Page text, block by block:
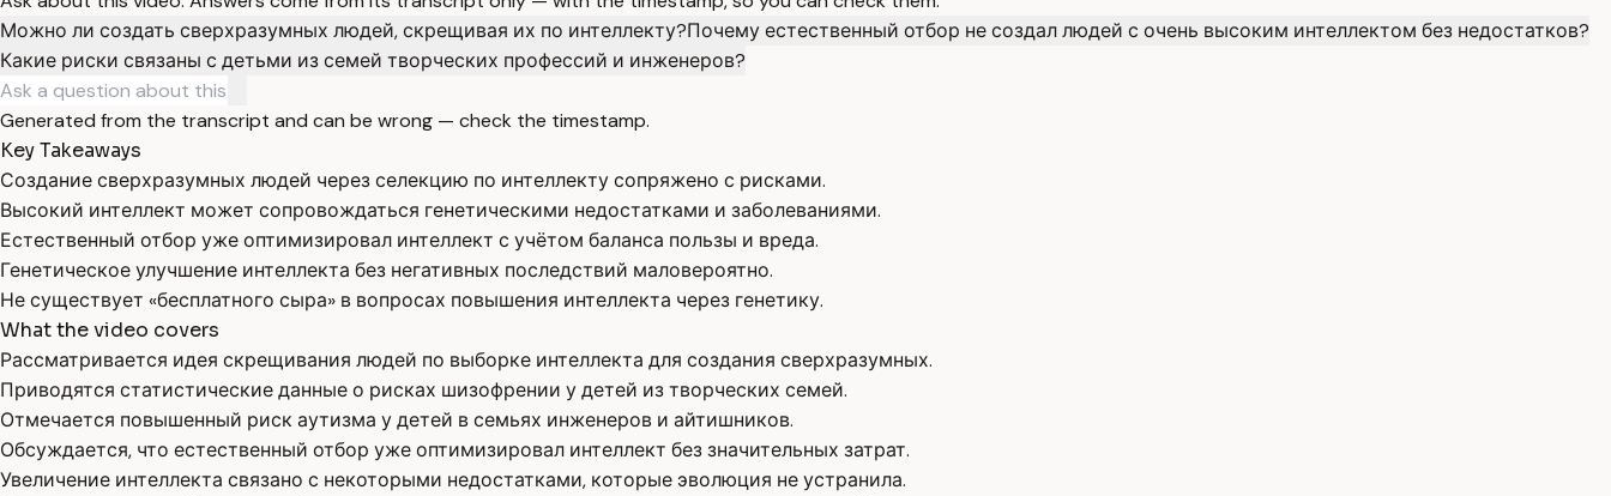
Можно ли создать сверхразумных людей, скрещивая их по интеллекту?Почему естественный отбор не создал людей с очень высоким интеллектом без недостатков?
Какие риски связаны с детьми из семей творческих профессий и инженеров?
Generated from the transcript and can be wrong — check the timestamp.
Key Takeaways
Создание сверхразумных людей через селекцию по интеллекту сопряжено с рисками.
Высокий интеллект может сопровождаться генетическими недостатками и заболеваниями.
Естественный отбор уже оптимизировал интеллект с учётом баланса пользы и вреда.
Генетическое улучшение интеллекта без негативных последствий маловероятно.
Не существует «бесплатного сыра» в вопросах повышения интеллекта через генетику.
What the video covers
Рассматривается идея скрещивания людей по выборке интеллекта для создания сверхразумных.
Приводятся статистические данные о рисках шизофрении у детей из творческих семей.
Отмечается повышенный риск аутизма у детей в семьях инженеров и айтишников.
Обсуждается, что естественный отбор уже оптимизировал интеллект без значительных затрат.
Увеличение интеллекта связано с некоторыми недостатками, которые эволюция не устранила.